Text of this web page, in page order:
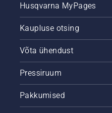
Husqvarna MyPages
Kaupluse otsing
Võta ühendust
Pressiruum
Pakkumised